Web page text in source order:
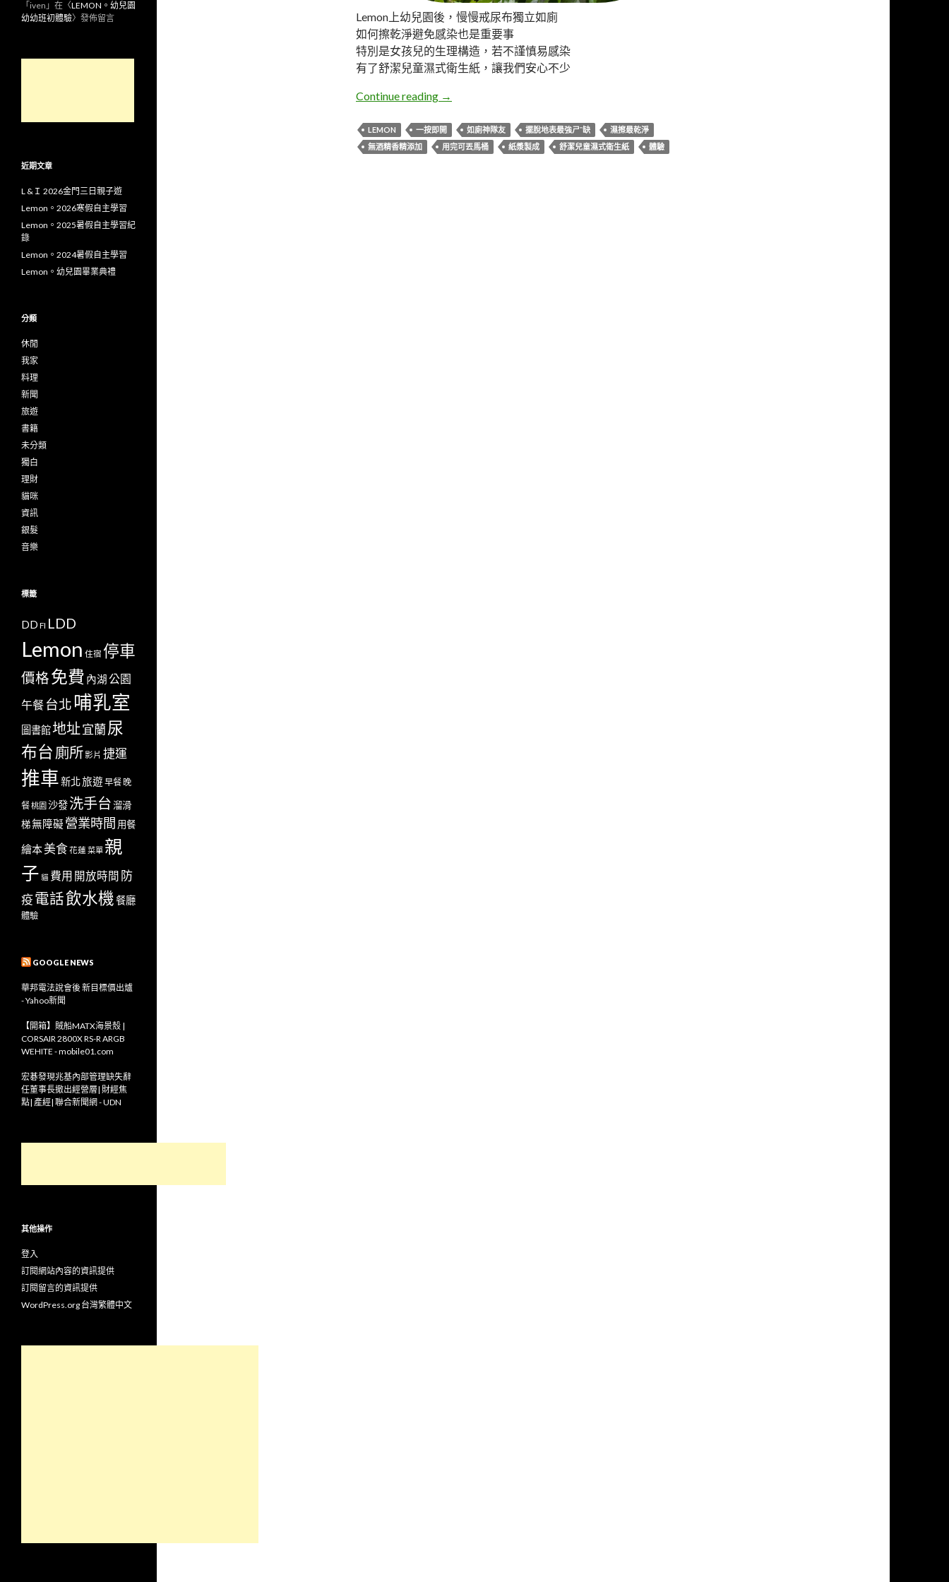
Lemon上幼兒園後，慢慢戒尿布獨立如廁
如何擦乾淨避免感染也是重要事
特別是女孩兒的生理構造，若不謹慎易感染
有了舒潔兒童濕式衛生紙，讓我們安心不少
Continue reading 體驗。舒潔兒童濕式衛生紙
→
LEMON 一按即開 如廁神隊友 擺脫地表最強ㄕˇ缺
濕擦最乾淨
無酒精香精添加
用完可丟馬桶 紙漿製成 舒潔兒童濕式衛生紙 體驗
「 iven 」在〈LEMON。幼兒園
幼幼班初體驗〉發佈留言
近期文章
L &Ｉ 2026金門三日親子遊
Lemon。2026寒假自主學習
Lemon。2025暑假自主學習紀
錄
Lemon。2024暑假自主學習
Lemon。幼兒園畢業典禮
分類
休閒
我家
料理
新聞
旅遊
書籍
未分類
獨白
理財
貓咪
資訊
銀髮
音樂
標籤
DD FI LDD
Lemon 住宿 停車
價格免費 內湖 公園
午餐 台北 哺乳室
圖書館地址宜蘭尿
布台 廁所影片 捷運
推車新北旅遊 早餐 晚
餐桃園 沙發洗手台溜滑
梯無障礙 營業時間 用餐
繪本美食花蓮 菜單 親
子 貓 費用 開放時間 防
疫電話飲水機餐廳
體驗
GOOGLE NEWS
華邦電法說會後 新目標價出爐
- Yahoo新聞
【開箱】賊船MATX海景殼 |
CORSAIR 2800X RS-R ARGB
WEHITE - mobile01.com
宏碁發現兆基內部管理缺失辭
任董事長撤出經營層| 財經焦
點| 產經| 聯合新聞網 - UDN
其他操作
登入
訂閱網站內容的資訊提供
訂閱留言的資訊提供
WordPress.org 台灣繁體中文